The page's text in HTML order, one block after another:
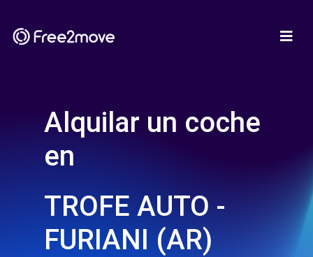
Alquilar un coche
en
TROFE AUTO -
FURIANI (AR)